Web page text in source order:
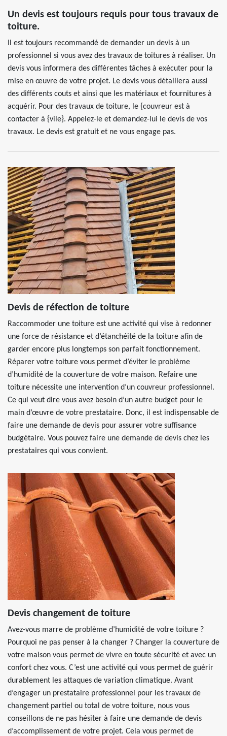
Un devis est toujours requis pour tous travaux de
toiture.
Il est toujours recommandé de demander un devis à un
professionnel si vous avez des travaux de toitures à réaliser. Un
devis vous informera des différentes tâches à exécuter pour la
mise en œuvre de votre projet. Le devis vous détaillera aussi
des différents couts et ainsi que les matériaux et fournitures à
acquérir. Pour des travaux de toiture, le {couvreur est à
contacter à {vile}. Appelez-le et demandez-lui le devis de vos
travaux. Le devis est gratuit et ne vous engage pas.
Devis de réfection de toiture
Raccommoder une toiture est une activité qui vise à redonner
une force de résistance et d’étanchéité de la toiture afin de
garder encore plus longtemps son parfait fonctionnement.
Réparer votre toiture vous permet d’éviter le problème
d’humidité de la couverture de votre maison. Refaire une
toiture nécessite une intervention d’un couvreur professionnel.
Ce qui veut dire vous avez besoin d’un autre budget pour le
main d’œuvre de votre prestataire. Donc, il est indispensable de
faire une demande de devis pour assurer votre suffisance
budgétaire. Vous pouvez faire une demande de devis chez les
prestataires qui vous convient.
Devis changement de toiture
Avez-vous marre de problème d’humidité de votre toiture ?
Pourquoi ne pas penser à la changer ? Changer la couverture de
votre maison vous permet de vivre en toute sécurité et avec un
confort chez vous. C’est une activité qui vous permet de guérir
durablement les attaques de variation climatique. Avant
d’engager un prestataire professionnel pour les travaux de
changement partiel ou total de votre toiture, nous vous
conseillons de ne pas hésiter à faire une demande de devis
d’accomplissement de votre projet. Cela vous permet de